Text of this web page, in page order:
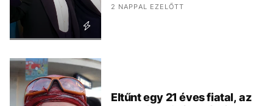
2 NAPPAL EZELŐTT
Eltűnt egy 21 éves fiatal, az